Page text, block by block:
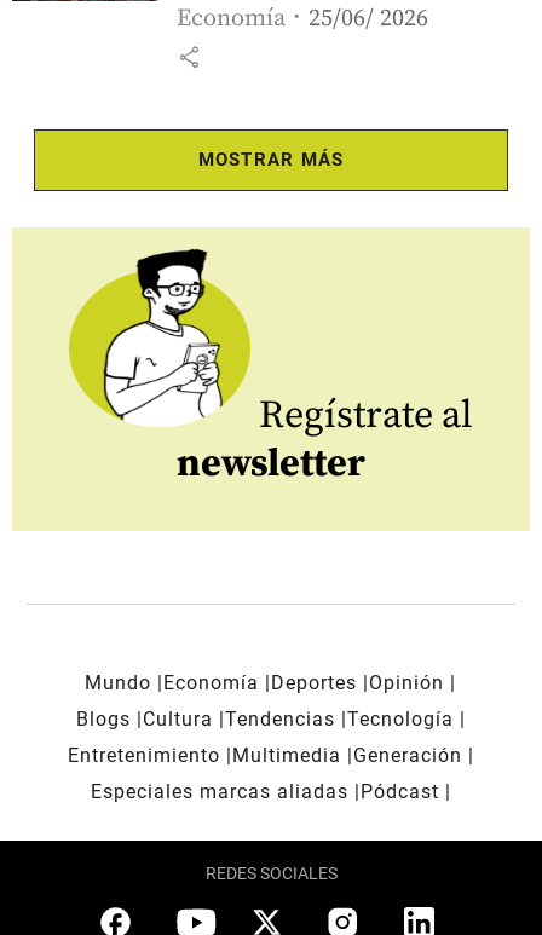
Economía 25/06/ 2026
share
MOSTRAR MÁS
Regístrate al
newsletter
Mundo Economía Deportes
Opinión
Blogs
Cultura Tendencias Tecnología
Entretenimiento
Multimedia
Generación
Especiales marcas aliadas
Pódcast
REDES SOCIALES